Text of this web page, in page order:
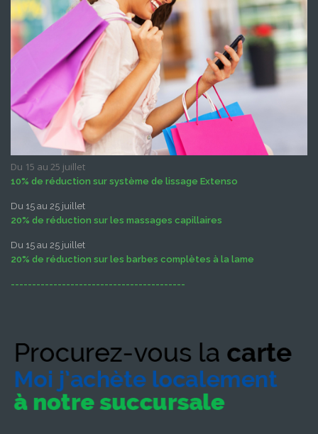
Du 15 au 25 juillet
10% de réduction sur système de lissage Extenso
Du 15 au 25 juillet
20% de réduction sur les massages capillaires
Du 15 au 25 juillet
20% de réduction sur les barbes complètes à la lame
-----------------------------------------